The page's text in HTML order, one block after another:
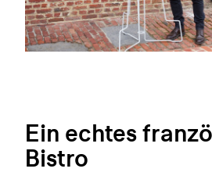
Ein echtes
Bistro